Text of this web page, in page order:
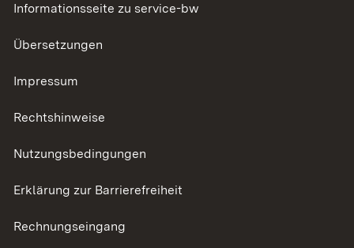
Informationsseite zu service-bw
Übersetzungen
Impressum
Rechtshinweise
Nutzungsbedingungen
Erklärung zur Barrierefreiheit
Rechnungseingang